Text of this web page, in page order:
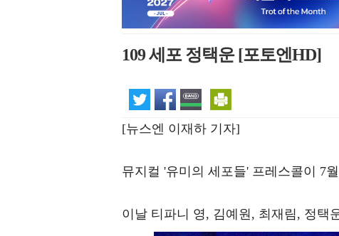
109 세포 정택운 [포토엔HD]
[뉴스엔 이재하 기자]
뮤지컬 '유미의 세포들' 프레스콜이 7
이날 티파니 영, 김예원, 최재림, 정택